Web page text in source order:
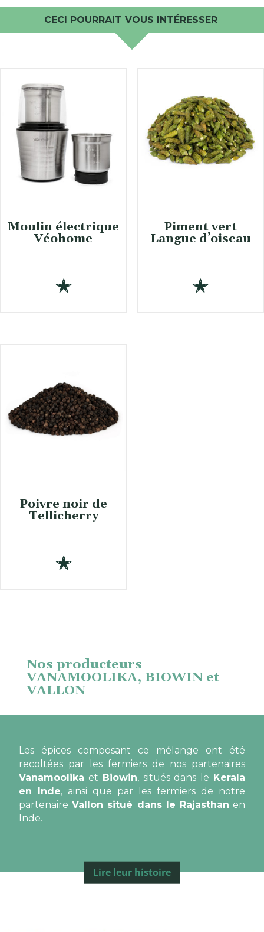
CECI POURRAIT VOUS INTÉRESSER
Moulin électrique
Véohome
Piment vert
Langue d’oiseau
Poivre noir de
Tellicherry
Nos producteurs
VANAMOOLIKA, BIOWIN et
VALLON
Les épices composant ce mélange ont été
recoltées par les fermiers de nos partenaires
Vanamoolika et Biowin, situés dans le Kerala
en Inde, ainsi que par les fermiers de notre
partenaireVallon situé dans le Rajasthan en
Inde.
Lire leur histoire